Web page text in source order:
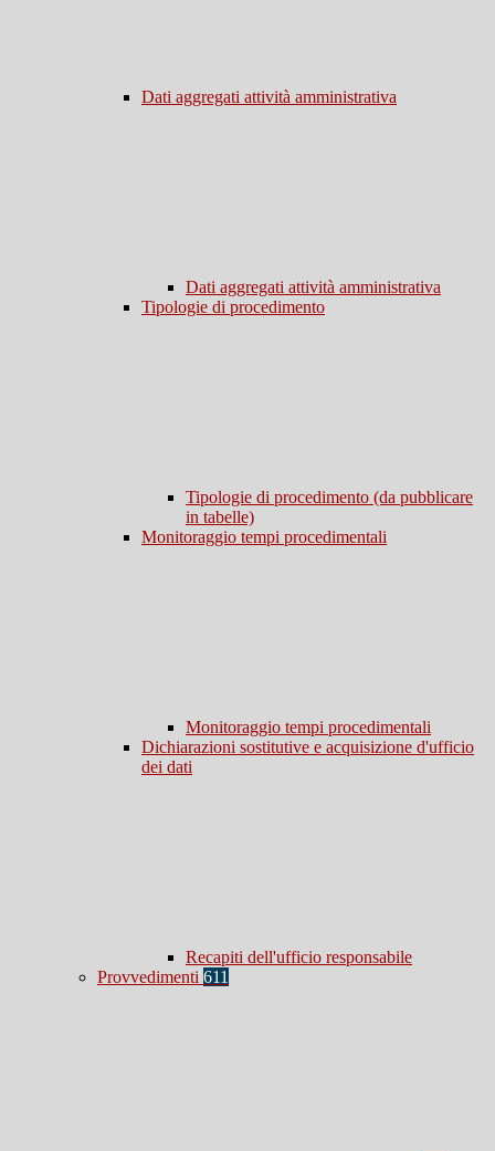
Dati aggregati attività amministrativa
Dati aggregati attività amministrativa
Tipologie di procedimento
Tipologie di procedimento (da pubblicare
in tabelle)
Monitoraggio tempi procedimentali
Monitoraggio tempi procedimentali
Dichiarazioni sostitutive e acquisizione d'ufficio
dei dati
Recapiti dell'ufficio responsabile
Provvedimenti 611